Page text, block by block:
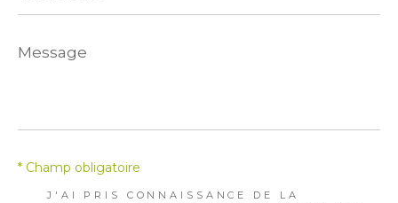
Message
*
J'AI PRIS CONNAISSANCE DE LA
* Champ obligatoire